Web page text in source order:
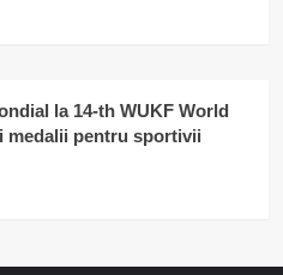
la 14-th WUKF World
medalii pentru sportivii